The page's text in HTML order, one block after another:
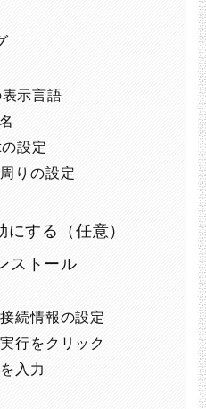
示言語
設定
りの設定
する（任意）
ストール
続情報の設定
行をクリック
入力